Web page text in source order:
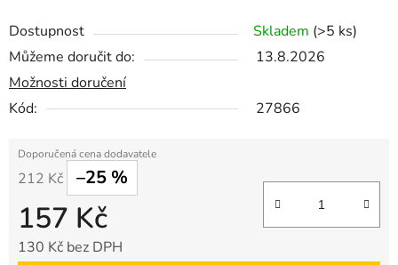
Dostupnost Skladem (>5 ks)
Můžeme doručit do:
13.8.2026
Možnosti doručení
Kód:
27866
212 Kč –25 %
157 Kč
130 Kč bez DPH